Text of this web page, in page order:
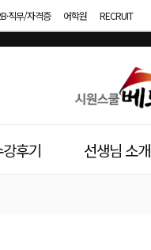
직무/자격증 어학원 RECRUIT
스
후기 선생님 소개